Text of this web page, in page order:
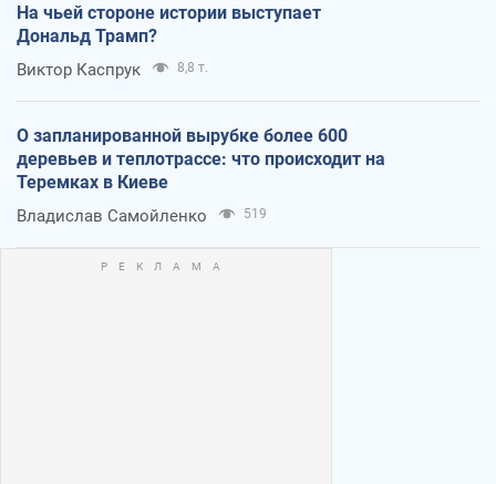
На чьей стороне истории выступает
Дональд Трамп?
Виктор Каспрук 8,8 т.
О запланированной вырубке более 600
деревьев и теплотрассе: что происходит на
Теремках в Киеве
Владислав Самойленко 519